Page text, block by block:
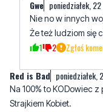
koniec swojego
2 2 Zgłoś
Gwe poniedziałek,
Że też ludziom się
1 2 Zgłoś